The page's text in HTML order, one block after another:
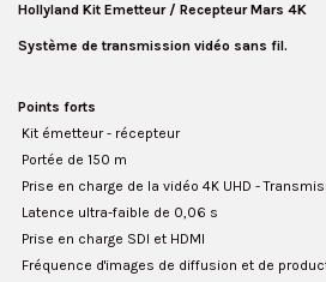
Hollyland Kit Emetteur / Recepteur Mars 4K
Système de transmission vidéo sans fil.
Points forts
 Kit émetteur - récepteur
 Portée de 150 m
 Prise en charge de la vidéo 4K UHD -
 Latence ultra-faible de 0,06 s
 Prise en charge SDI et HDMI
 Fréquence d'images de diffusion et de